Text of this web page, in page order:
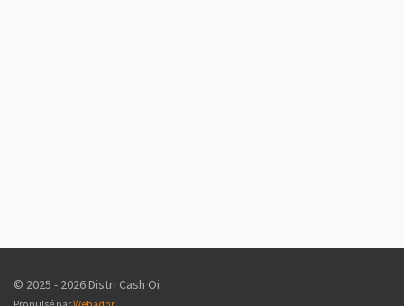
© 2025 - 2026 Distri Cash Oi